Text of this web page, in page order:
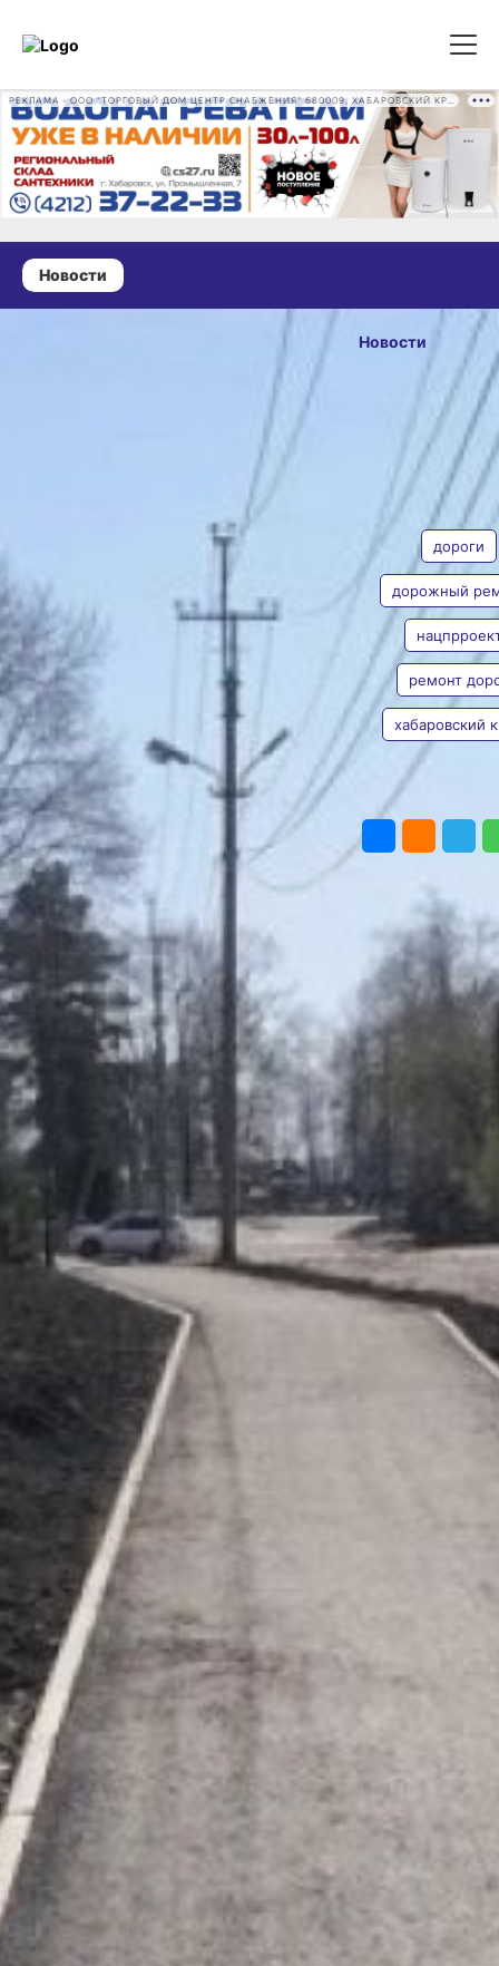
Новости
работ
Дополнительно часть
средств направят
в краевой центр —
на обустройство
тротуаров и автобусной
остановки
Фото:
Пресс-служба
министерства транспорта
и дорожного хозяйства
Хабаровского края
В Хабаровском крае
продолжается
реализация
регионального проекта
«Безопасность
дорожного движения»
в рамках президентского
нацпроекта
«Инфраструктура
для жизни». Как сообщил
в пресс-службе
регионального
правительства, в 2026
году в мероприятиях
примут участие 31
муниципальное
образование, и первые
объекты уже готовы
к эксплуатации.
На реализацию проекта
в текущем году выделено
400 млн рублей — в два
раза больше, чем
в 2025‑м. За счёт этих
средств планируется
обустроить 22,5 тыс. кв.
м тротуаров, создать 54
пешеходных перехода,
установить более тысячи
дорожных знаков,
оборудовать 12
автобусных остановок.
Так, в текущем году
Селихинское сельское
Комсомольского района
получило субсидию
в размере 648,89 тыс.
рублей. В рамках проекта
на улице Деповская, 71
установлен автобусный
павильон. На улице
Торговая установлены
светодиодные
устройства,
проецирующие
изображение
пешеходного перехода
на дорогу. Отмечается,
что технология повышает
безопасность в условиях
ограниченной видимости.
В рабочем посёлке
Чегдомын на улице
Шоссейной завершён
первый этап работ
Новости
ОПУБЛИКОВАНО
04 июня 2026 г., 19:21
АВТОР ТЕГИ
дороги
дорожный
ремонт
хабаровский